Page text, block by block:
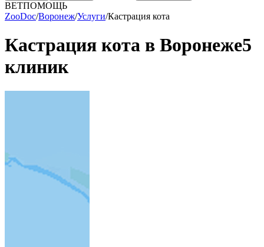
ВЕТПОМОЩЬ
ZooDoc/Воронеж/Услуги/Кастрация кота
Кастрация кота в Воронеже5
клиник